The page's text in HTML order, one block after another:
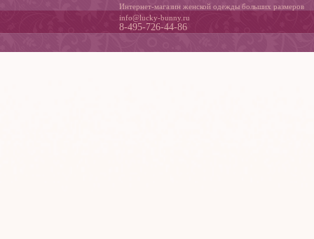
Интернет-магазин женской одежды больших размеров
info@lucky-bunny.ru
8-495-726-44-86